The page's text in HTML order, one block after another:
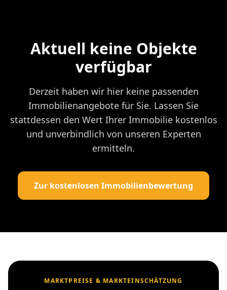
Aktuell keine Objekte
verfügbar
Derzeit haben wir hier keine passenden
Immobilienangebote für Sie. Lassen Sie
stattdessen den Wert Ihrer Immobilie kostenlos
und unverbindlich von unseren Experten
ermitteln.
Zur kostenlosen Immobilienbewertung
MARKTPREISE & MARKTEINSCHÄTZUNG